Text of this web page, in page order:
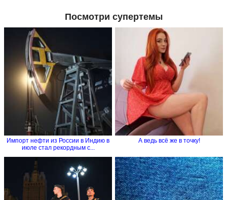
Посмотри супертемы
Импорт нефти из России в Индию в
июле стал рекордным с...
А ведь всё же в точку!